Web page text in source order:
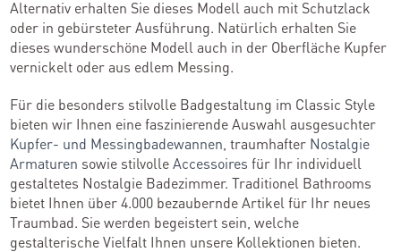
Outlet-Store
Alternativ erhalten Sie dieses Modell auch mit Schutzlack
oder in gebürsteter Ausführung. Natürlich erhalten Sie
dieses wunderschöne Modell auch in der Oberfläche Kupfer
vernickelt oder aus edlem Messing.
Für die besonders stilvolle Badgestaltung im Classic Style
bieten wir Ihnen eine faszinierende Auswahl ausgesuchter
Kupfer- und Messingbadewannen , traumhafter Nostalgie
Armaturen sowie stilvolleAccessoires für Ihr individuell
gestaltetes Nostalgie Badezimmer. Traditionel Bathrooms
bietet Ihnen über 4.000 bezaubernde Artikel für Ihr neues
Traumbad. Sie werden begeistert sein, welche
gestalterische Vielfalt Ihnen unsere Kollektionen bieten.